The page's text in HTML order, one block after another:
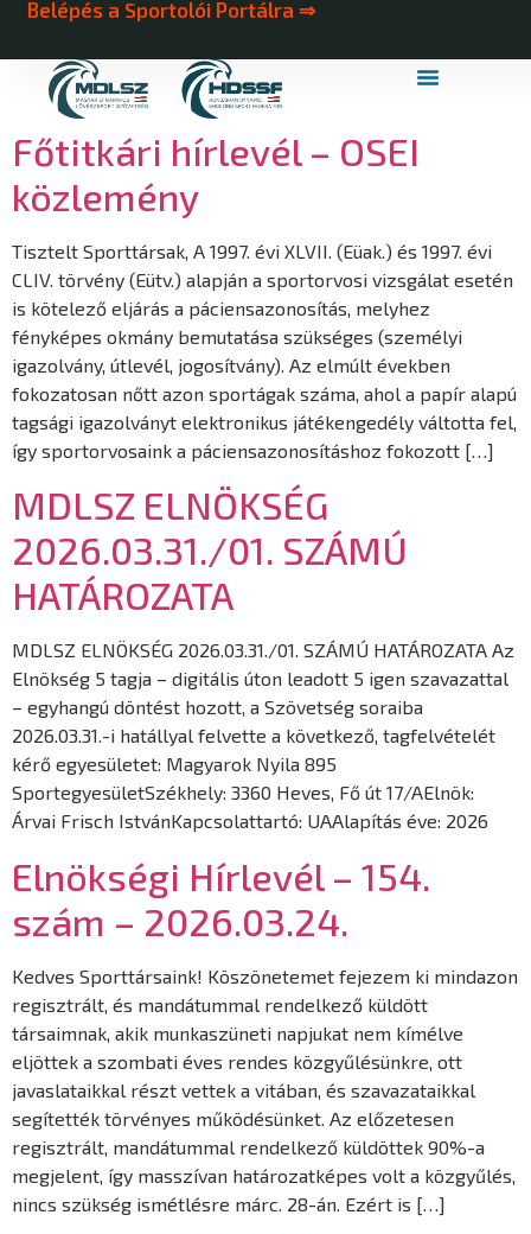
Belépés a Sportolói Portálra ⇒
Főtitkári hírlevél – OSEI
közlemény
Tisztelt Sporttársak, A 1997. évi XLVII. (Eüak.) és 1997. évi
CLIV. törvény (Eütv.) alapján a sportorvosi vizsgálat esetén
is kötelező eljárás a páciensazonosítás, melyhez
fényképes okmány bemutatása szükséges (személyi
igazolvány, útlevél, jogosítvány). Az elmúlt években
fokozatosan nőtt azon sportágak száma, ahol a papír alapú
tagsági igazolványt elektronikus játékengedély váltotta fel,
így sportorvosaink a páciensazonosításhoz fokozott […]
MDLSZ ELNÖKSÉG
2026.03.31./01. SZÁMÚ
HATÁROZATA
MDLSZ ELNÖKSÉG 2026.03.31./01. SZÁMÚ HATÁROZATA Az
Elnökség 5 tagja – digitális úton leadott 5 igen szavazattal
– egyhangú döntést hozott, a Szövetség soraiba
2026.03.31.-i hatállyal felvette a következő, tagfelvételét
kérő egyesületet: Magyarok Nyila 895
SportegyesületSzékhely: 3360 Heves, Fő út 17/AElnök:
Árvai Frisch IstvánKapcsolattartó: UAAlapítás éve: 2026
Elnökségi Hírlevél – 154.
szám – 2026.03.24.
Kedves Sporttársaink! Köszönetemet fejezem ki mindazon
regisztrált, és mandátummal rendelkező küldött
társaimnak, akik munkaszüneti napjukat nem kímélve
eljöttek a szombati éves rendes közgyűlésünkre, ott
javaslataikkal részt vettek a vitában, és szavazataikkal
segítették törvényes működésünket. Az előzetesen
regisztrált, mandátummal rendelkező küldöttek 90%-a
megjelent, így masszívan határozatképes volt a közgyűlés,
nincs szükség ismétlésre márc. 28-án. Ezért is […]